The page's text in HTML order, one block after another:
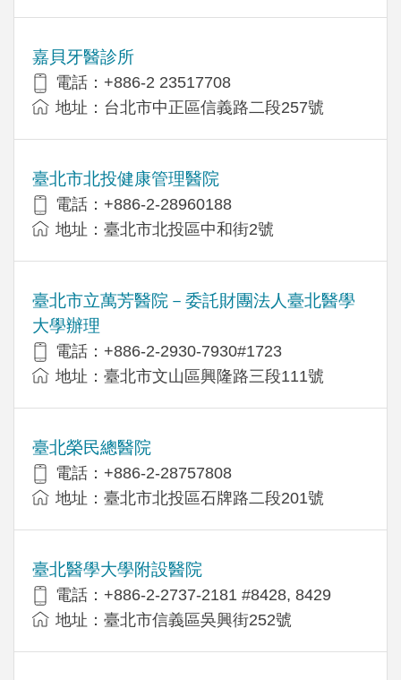
嘉貝牙醫診所
電話：+886-2 23517708
地址：台北市中正區信義路二段257號
臺北市北投健康管理醫院
電話：+886-2-28960188
地址：臺北市北投區中和街2號
臺北市立萬芳醫院－委託財團法人臺北醫學
大學辦理
電話：+886-2-2930-7930#1723
地址：臺北市文山區興隆路三段111號
臺北榮民總醫院
電話：+886-2-28757808
地址：臺北市北投區石牌路二段201號
臺北醫學大學附設醫院
電話：+886-2-2737-2181 #8428, 8429
地址：臺北市信義區吳興街252號